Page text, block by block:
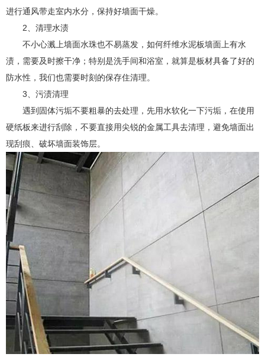
进行通风带走室内水分，保持好墙面干燥。
2、清理水渍
不小心溅上墙面水珠也不易蒸发，如何纤维水泥板墙面上有水
渍，需要及时擦干净；特别是洗手间和浴室，就算是板材具备了好的
防水性，我们也需要时刻的保存住清理。
3、污渍清理
遇到固体污垢不要粗暴的去处理，先用水软化一下污垢，在使用
硬纸板来进行刮除，不要直接用尖锐的金属工具去清理，避免墙面出
现刮痕、破坏墙面装饰层。